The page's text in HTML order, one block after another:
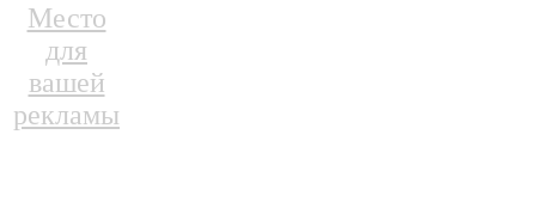
Место
для
вашей
рекламы